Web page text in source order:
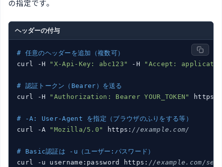
の指定です。
ヘッダーの付与
# 任意のヘッダーを追加（複数可）
curl -H
"X-Api-Key: abc123" -H "Accept:
# 認証トークン（Bearer）を送る
curl -H
"Authorization: Bearer YOUR_TOKEN" https:
# -A: User-Agent を指定（ブラウザのふりをする等）
curl -A
"Mozilla/5.0" https: //example.com/
# Basic認証は -u（ユーザー:パスワード）
curl -u username:password https: //example.com/